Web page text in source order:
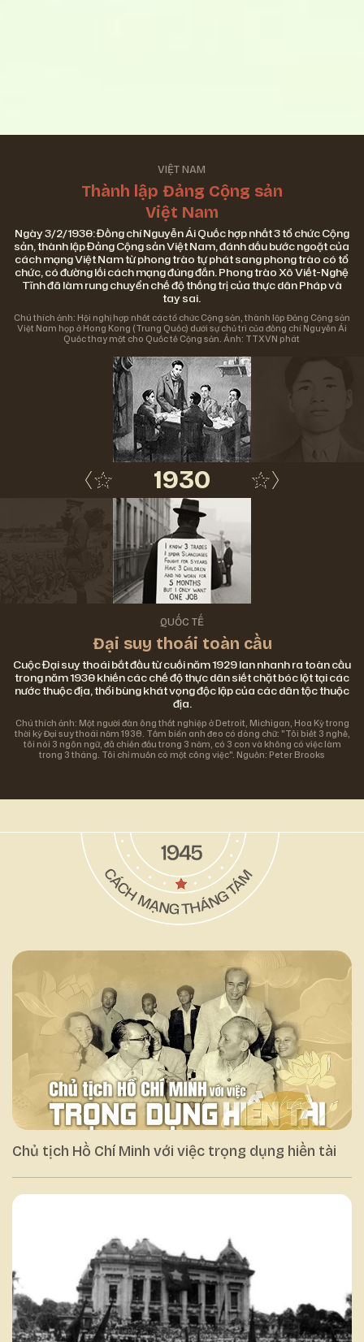
VIỆT NAM
Thành lập Đảng Cộng sản
Việt Nam
Ngày 3/2/1930: Đồng chí Nguyễn Ái Quốc hợp nhất 3 tổ chức Cộng
sản, thành lập Đảng Cộng sản Việt Nam, đánh dấu bước ngoặt của
cách mạng Việt Nam từ phong trào tự phát sang phong trào có tổ
chức, có đường lối cách mạng đúng đắn. Phong trào Xô Viết-Nghệ
Tĩnh đã làm rung chuyển chế độ thống trị của thực dân Pháp và
tay sai.
Chú thích ảnh: Hội nghị hợp nhất các tổ chức Cộng sản, thành lập Đảng Cộng sản
Việt Nam họp ở Hong Kong (Trung Quốc) dưới sự chủ trì của đồng chí Nguyễn Ái
Quốc thay mặt cho Quốc tế Cộng sản. Ảnh: TTXVN phát
1930
QUỐC TẾ
Đại suy thoái toàn cầu
Cuộc Đại suy thoái bắt đầu từ cuối năm 1929 lan nhanh ra toàn cầu
trong năm 1930 khiến các chế độ thực dân siết chặt bóc lột tại các
nước thuộc địa, thổi bùng khát vọng độc lập của các dân tộc thuộc
địa.
Chú thích ảnh: Một người đàn ông thất nghiệp ở Detroit, Michigan, Hoa Kỳ trong
thời kỳ Đại suy thoái năm 1930. Tấm biển anh đeo có dòng chữ: "Tôi biết 3 nghề,
tôi nói 3 ngôn ngữ, đã chiến đấu trong 3 năm, có 3 con và không có việc làm
trong 3 tháng. Tôi chỉ muốn có một công việc". Nguồn: Peter Brooks
Chủ tịch Hồ Chí Minh với việc trọng dụng hiền tài